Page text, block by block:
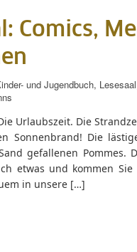
Comics,
und Jugendbuch, Lesesaal
Urlaubszeit. Die
Sonnenbrand! Die
gefallenen Pommes.
etwas und kommen Sie
in unsere […]